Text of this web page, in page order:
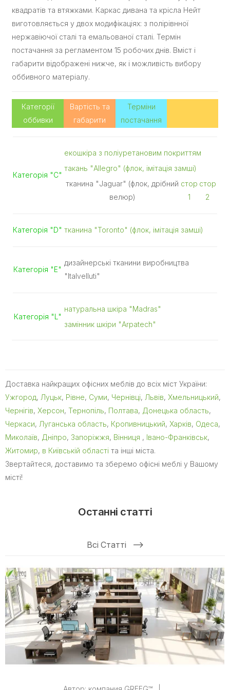
квадратів та втяжками. Каркас дивана та крісла Нейт
виготовляється у двох модифікаціях: з полірівнної
нержавіючої сталі та емальованої сталі. Термін
постачання за регламентом 15 робочих днів. Вміст і
габарити відображені нижче, як і можливість вибору
оббивного матеріалу.
Категорії
оббивки
Вартість та
габарити
Терміни
постачання
Категорія "С"
екошкіра з поліуретановим покриттям
такань "Allegro" (флок, імітація замші)
тканина "Jaguar" (флок, дрібний
велюр)
стор
1
стор
2
Категорія "D" тканина "Toronto" (флок, імітація замші)
Категорія "E"
дизайнерські тканини виробництва
"Italvelluti"
Категорія "L"
натуральна шкіра "Madras"
замінник шкіри "Arpatech"
Доставка найкращих офісних меблів до всіх міст України:
Ужгород, Луцьк, Рівне, Суми, Чернівці, Львів, Хмельницький,
Чернігів, Херсон, Тернопіль, Полтава, Донецька область,
Черкаси, Луганська область, Кропивницький, Харків, Одеса,
Миколаїв, Дніпро, Запоріжжя, Вінниця , Івано-Франківськ,
Житомир, в Київській області та інші міста.
Звертайтеся, доставимо та зберемо офісні меблі у Вашому
місті!
Останні статті
Всі Статті